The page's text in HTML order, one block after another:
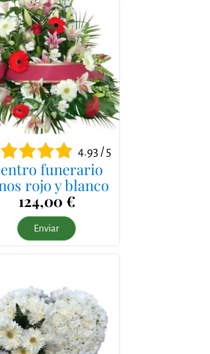
4.93 / 5
funerario
rojo y blanco
124,00 €
Enviar